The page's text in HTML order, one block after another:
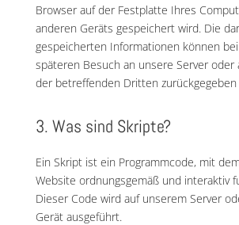
Browser auf der Festplatte Ihres
anderen Geräts gespeichert wird. Die
gespeicherten Informationen können
späteren Besuch an unsere Server oder
der betreffenden Dritten
3. Was sind Skripte?
Ein Skript ist ein Programmcode, mit
Website ordnungsgemäß und interaktiv
Dieser Code wird auf unserem Server
Gerät ausgeführt.